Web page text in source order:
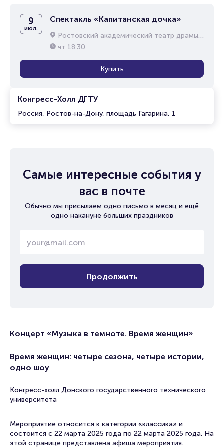
Конгресс-Холл ДГТУ
Россия, Ростов-на-Дону, площадь Гагарина, 1
9
июл.
Спектакль «Капитанская дочка»
Ростовский академический театр драмы им. М.Горького
чт 18:30
Купить
Самые интересные события у
вас в почте
Обычно мы присылаем одно письмо в месяц и ещё
одно накануне больших праздников
Продолжить
Концерт «Музыка в темноте. Время женщин»
Время женщин: четыре сезона, четыре истории,
одно шоу
Конгресс-холл Донского государственного технического
университета
Мероприятие относится к категории «классика» и
состоится с 22 марта 2025 года по 22 марта 2025 года. На
этой странице представлена афиша мероприятия.